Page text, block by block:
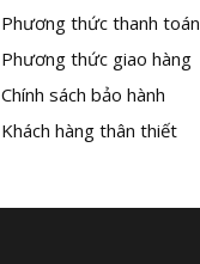
Phương thức thanh toán
Phương thức giao hàng
Chính sách bảo hành
Khách hàng thân thiết